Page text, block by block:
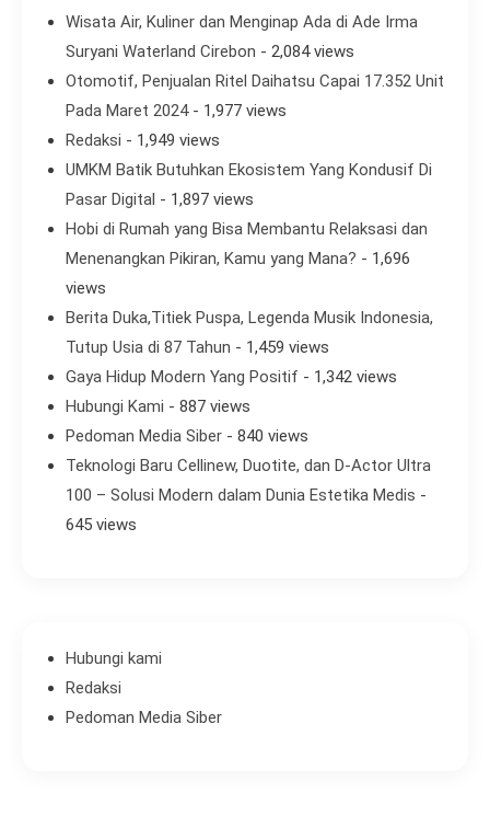
Wisata Air, Kuliner dan Menginap Ada di Ade Irma
Suryani Waterland Cirebon - 2,084 views
Otomotif, Penjualan Ritel Daihatsu Capai 17.352 Unit
Pada Maret 2024- 1,977 views
Redaksi - 1,949 views
UMKM Batik Butuhkan Ekosistem Yang Kondusif Di
Pasar Digital - 1,897 views
Hobi di Rumah yang Bisa Membantu Relaksasi dan
Menenangkan Pikiran, Kamu yang Mana? - 1,696
views
Berita Duka,Titiek Puspa, Legenda Musik Indonesia,
Tutup Usia di 87 Tahun - 1,459 views
Gaya Hidup Modern Yang Positif - 1,342 views
Hubungi Kami - 887 views
Pedoman Media Siber - 840 views
Teknologi Baru Cellinew, Duotite, dan D-Actor Ultra
100 – Solusi Modern dalam Dunia Estetika Medis -
645 views
Hubungi kami
Redaksi
Pedoman Media Siber